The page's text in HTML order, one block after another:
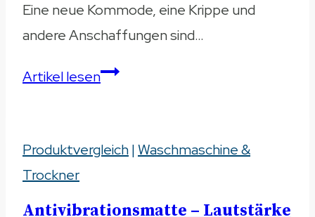
Eine neue Kommode, eine Krippe und
andere Anschaffungen sind…
Artikel lesenWickelaufsatz
Waschmaschine
Vergleich
Produktvergleich|Waschmaschine &
Trockner
Antivibrationsmatte – Lautstärke